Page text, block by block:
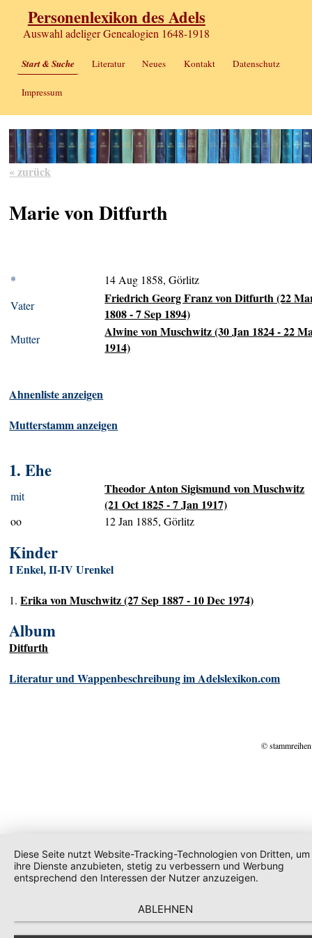
Personenlexikon des Adels
Auswahl adeliger Genealogien 1648-1918
Start & Suche Literatur Neues Kontakt Datenschutz
Impressum
« zurück
Marie von Ditfurth
*
14 Aug 1858, Görlitz
Vater
Friedrich Georg Franz von Ditfurth (22
1808 - 7 Sep 1894)
Mutter
Alwine von Muschwitz (30 Jan 1824 - 22
1914)
Ahnenliste anzeigen
Mutterstamm anzeigen
1. Ehe
mit
Theodor Anton Sigismund von Muschwitz
(21 Oct 1825 - 7 Jan 1917)
oo 12 Jan 1885, Görlitz
Kinder
I Enkel, II-IV Urenkel
1.Erika von Muschwitz (27 Sep 1887 - 10 Dec 1974)
Album
Ditfurth
Literatur und Wappenbeschreibung im Adelslexikon.com
©
Diese Seite nutzt Website-Tracking-Technologien von Dritten, um
ihre Dienste anzubieten, stetig zu verbessern und Werbung
entsprechend den Interessen der Nutzer anzuzeigen.
ABLEHNEN